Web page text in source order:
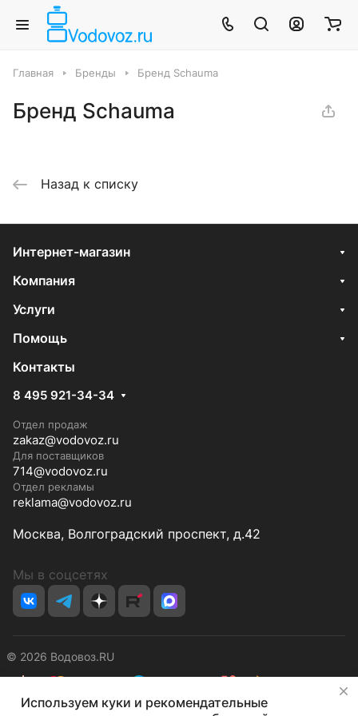
Главная Бренды Бренд Schauma
Бренд Schauma
Назад к списку
Интернет-магазин
Компания
Услуги
Помощь
Контакты
8 495 921-34-34
Отдел продаж
zakaz@vodovoz.ru
Для поставщиков
714@vodovoz.ru
Отдел рекламы
reklama@vodovoz.ru
Москва, Волгоградский проспект, д.42
Мы в соцсетях
© 2026 Водовоз.RU
КонфиденциальностьОферта
Используем куки и рекомендательные